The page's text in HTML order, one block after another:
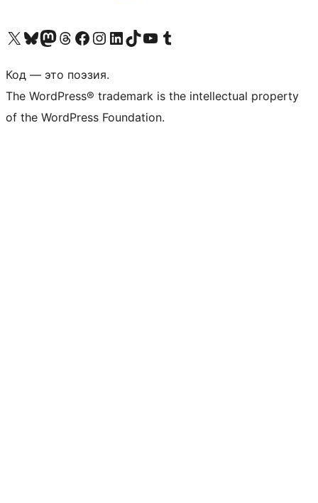
Посетите нас в X (ранее Twitter)
Посетите нашу учётную запись в Bluesky
Посетите нашу ленту в Mastodon
Посетите нашу учётную запись в Threads
Посетите нашу страницу на Facebook
Посетите наш Instagram
Посетите нашу страницу в LinkedIn
Посетите нашу учётную запись в TikTok
Посетите наш канал YouTube
Посетите нашу учётную запись в Tumblr
Код — это поэзия.
The WordPress® trademark is the intellectual property
of the WordPress Foundation.